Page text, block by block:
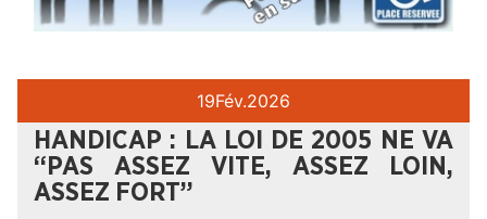
19Fév.2026
HANDICAP : LA LOI DE 2005 NE VA
“PAS ASSEZ VITE, ASSEZ LOIN,
ASSEZ FORT”